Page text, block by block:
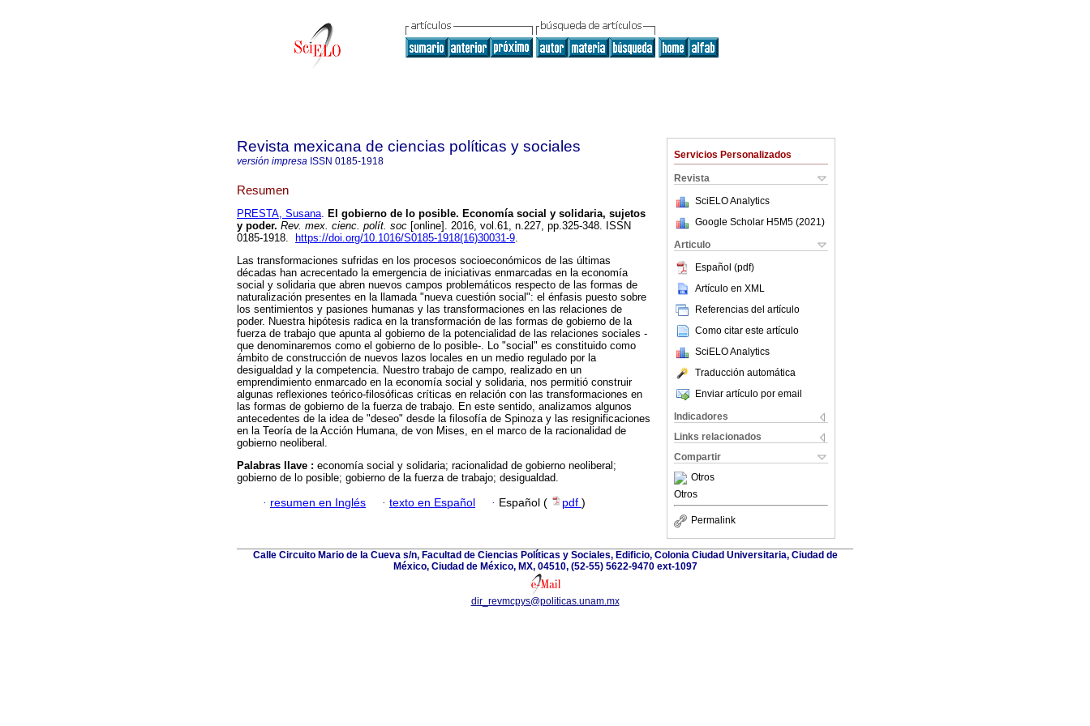
Servicios Personalizados
Revista
SciELO Analytics
Google Scholar H5M5 (2021 )
Articulo
Español (pdf)
Artículo en XML
Referencias del artículo
Como citar este artículo
SciELO Analytics
Traducción automática
Enviar artículo por email
Indicadores
Links relacionados
Compartir
Otros
Otros
Permalink
Revista mexicana de ciencias políticas y sociales
versión impresa ISSN 0185-1918
Resumen
PRESTA, Susana. El gobierno de lo posible. Economía social y solidaria, sujetos
y poder. Rev. mex. cienc. polít. soc [online]. 2016, vol.61, n.227, pp.325-348. ISSN
0185-1918.
https://doi.org/10.1016/S0185-1918(16)30031-9.
Las transformaciones sufridas en los procesos socioeconómicos de las últimas
décadas han acrecentado la emergencia de iniciativas enmarcadas en la economía
social y solidaria que abren nuevos campos problemáticos respecto de las formas de
naturalización presentes en la llamada "nueva cuestión social": el énfasis puesto sobre
los sentimientos y pasiones humanas y las transformaciones en las relaciones de
poder. Nuestra hipótesis radica en la transformación de las formas de gobierno de la
fuerza de trabajo que apunta al gobierno de la potencialidad de las relaciones sociales -
que denominaremos como el gobierno de lo posible-. Lo "social" es constituido como
ámbito de construcción de nuevos lazos locales en un medio regulado por la
desigualdad y la competencia. Nuestro trabajo de campo, realizado en un
emprendimiento enmarcado en la economía social y solidaria, nos permitió construir
algunas reflexiones teórico-filosóficas críticas en relación con las transformaciones en
las formas de gobierno de la fuerza de trabajo. En este sentido, analizamos algunos
antecedentes de la idea de "deseo" desde la filosofía de Spinoza y las resignificaciones
en la Teoría de la Acción Humana, de von Mises, en el marco de la racionalidad de
gobierno neoliberal.
Palabras llave : economía social y solidaria; racionalidad de gobierno neoliberal;
gobierno de lo posible; gobierno de la fuerza de trabajo; desigualdad.
· resumen en Inglés · texto en Español · Español ( pdf )
Calle Circuito Mario de la Cueva s/n, Facultad de Ciencias Políticas y Sociales, Edificio, Colonia Ciudad Universitaria, Ciudad de
México, Ciudad de México, MX, 04510, (52-55) 5622-9470 ext-1097
dir_revmcpys@politicas.unam.mx